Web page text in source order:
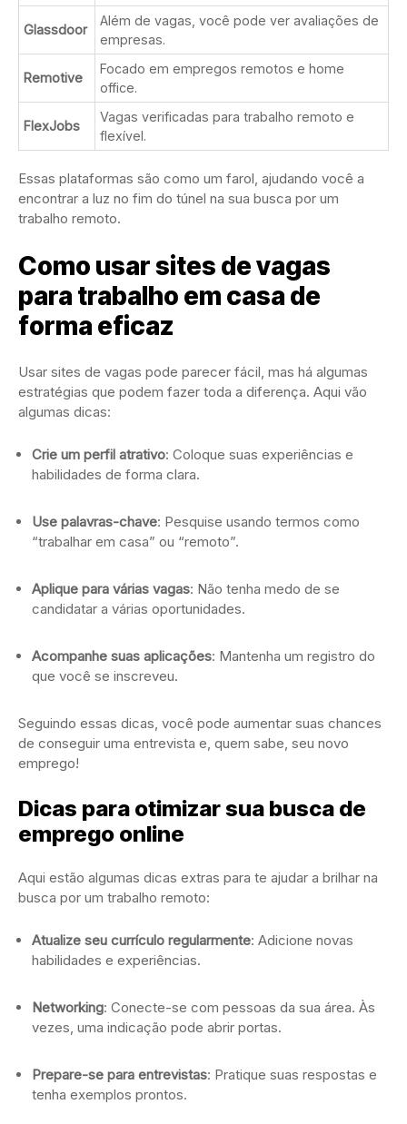
Glassdoor
Além de vagas, você pode ver avaliações de
empresas.
Remotive
Focado em empregos remotos e home
office.
FlexJobs
Vagas verificadas para trabalho remoto e
flexível.
Essas plataformas são como um farol, ajudando você a
encontrar a luz no fim do túnel na sua busca por um
trabalho remoto.
Como usar sites de vagas
para trabalho em casa de
forma eficaz
Usar sites de vagas pode parecer fácil, mas há algumas
estratégias que podem fazer toda a diferença. Aqui vão
algumas dicas:
Crie um perfil atrativo: Coloque suas experiências e
habilidades de forma clara.
Use palavras-chave: Pesquise usando termos como
“trabalhar em casa” ou “remoto”.
Aplique para várias vagas: Não tenha medo de se
candidatar a várias oportunidades.
Acompanhe suas aplicações: Mantenha um registro do
que você se inscreveu.
Seguindo essas dicas, você pode aumentar suas chances
de conseguir uma entrevista e, quem sabe, seu novo
emprego!
Dicas para otimizar sua busca de
emprego online
Aqui estão algumas dicas extras para te ajudar a brilhar na
busca por um trabalho remoto:
Atualize seu currículo regularmente: Adicione novas
habilidades e experiências.
Networking: Conecte-se com pessoas da sua área. Às
vezes, uma indicação pode abrir portas.
Prepare-se para entrevistas: Pratique suas respostas e
tenha exemplos prontos.